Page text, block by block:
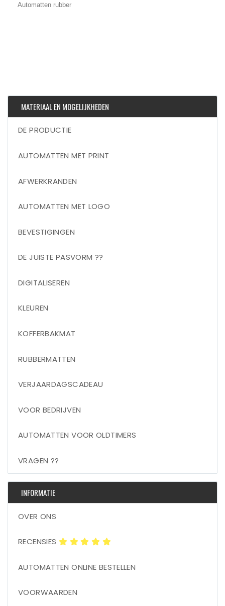
Automatten rubber
MATERIAAL EN MOGELIJKHEDEN
DE PRODUCTIE
AUTOMATTEN MET PRINT
AFWERKRANDEN
AUTOMATTEN MET LOGO
BEVESTIGINGEN
DE JUISTE PASVORM ??
DIGITALISEREN
KLEUREN
KOFFERBAKMAT
RUBBERMATTEN
VERJAARDAGSCADEAU
VOOR BEDRIJVEN
AUTOMATTEN VOOR OLDTIMERS
VRAGEN ??
INFORMATIE
OVER ONS
RECENSIES
AUTOMATTEN ONLINE BESTELLEN
VOORWAARDEN